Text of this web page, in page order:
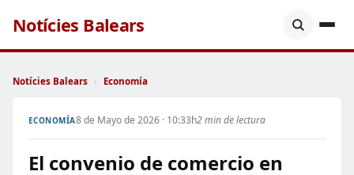
Notícies Balears
Notícies Balears › Economía
ECONOMÍA8 de Mayo de 2026 · 10:33h2 min de lectura
El convenio de comercio en